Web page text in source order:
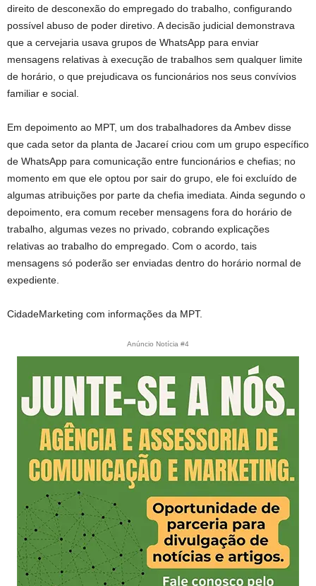
direito de desconexão do empregado do trabalho, configurando
possível abuso de poder diretivo. A decisão judicial demonstrava
que a cervejaria usava grupos de WhatsApp para enviar
mensagens relativas à execução de trabalhos sem qualquer limite
de horário, o que prejudicava os funcionários nos seus convívios
familiar e social.
Em depoimento ao MPT, um dos trabalhadores da Ambev disse
que cada setor da planta de Jacareí criou com um grupo específico
de WhatsApp para comunicação entre funcionários e chefias; no
momento em que ele optou por sair do grupo, ele foi excluído de
algumas atribuições por parte da chefia imediata. Ainda segundo o
depoimento, era comum receber mensagens fora do horário de
trabalho, algumas vezes no privado, cobrando explicações
relativas ao trabalho do empregado. Com o acordo, tais
mensagens só poderão ser enviadas dentro do horário normal de
expediente.
CidadeMarketing com informações da MPT.
Anúncio Notícia #4